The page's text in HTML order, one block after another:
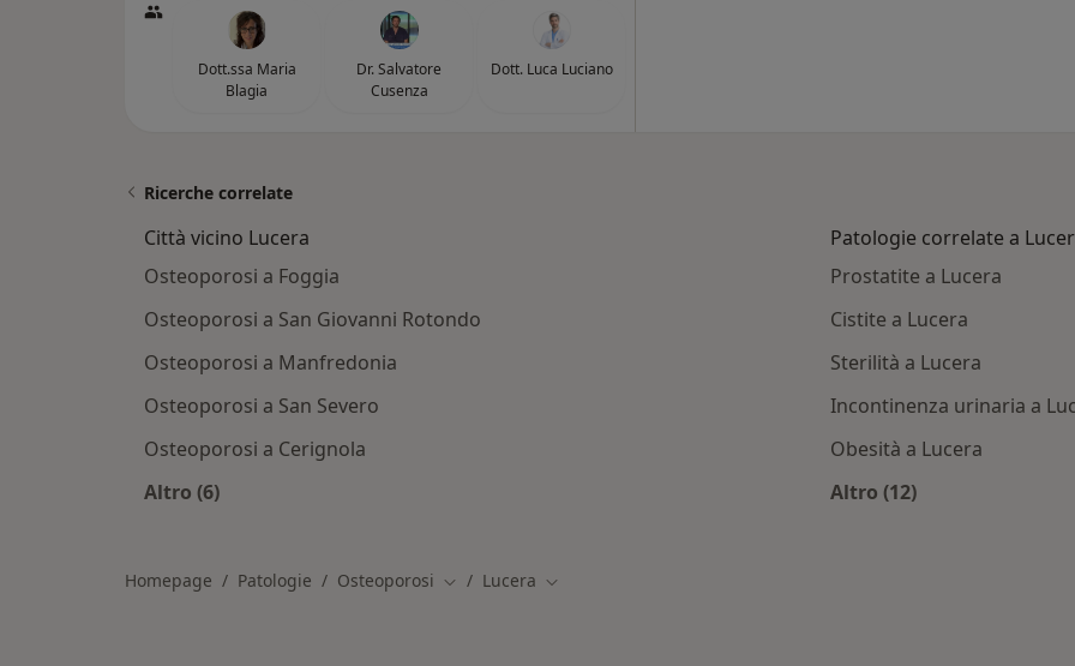
Dott.ssa Maria
Blagia
Dr. Salvatore
Cusenza
Dott. Luca Luciano
Ricerche correlate
Città vicino Lucera
Osteoporosi a Foggia
Osteoporosi a San Giovanni Rotondo
Osteoporosi a Manfredonia
Osteoporosi a San Severo
Osteoporosi a Cerignola
Altro (6)
Patologie correlate a
Prostatite a Lucera
Cistite a Lucera
Sterilità a Lucera
Incontinenza urinaria a
Obesità a Lucera
Altro (12)
Homepage Patologie Osteoporosi Cambia città
Lucera Cambia città